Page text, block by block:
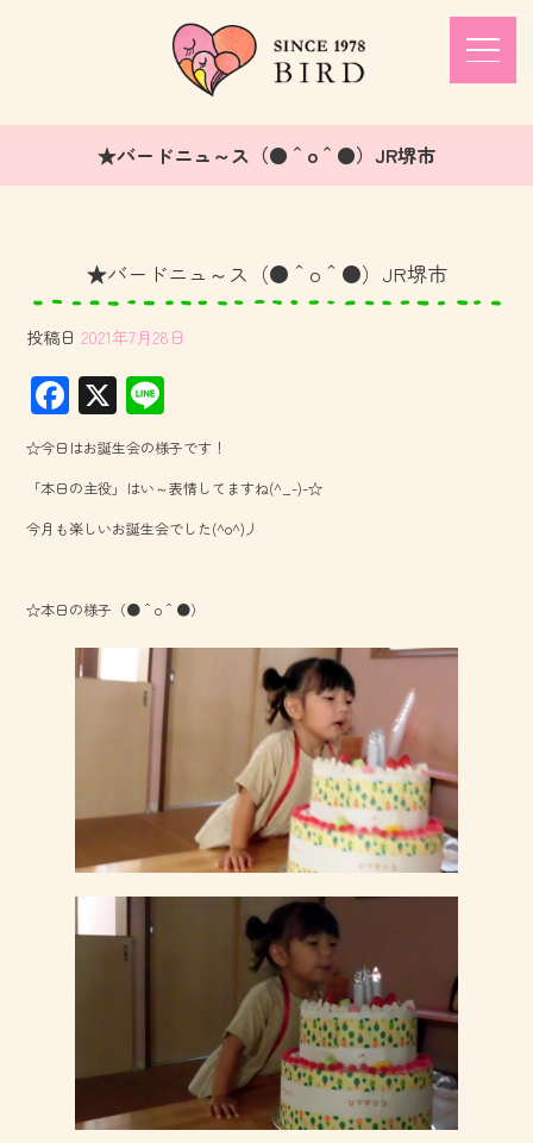
★バードニュ～ス（●＾o＾●）JR堺市
★バードニュ～ス（●＾o＾●）JR堺市
投稿日 2021年7月28日
F
ac
e
b
o
X
ne
☆今日はお誕生会の様子です！
「本日の主役」はい～表情してますね(^_-)-☆
今月も楽しいお誕生会でした(^o^)丿
☆本日の様子（●＾o＾●）